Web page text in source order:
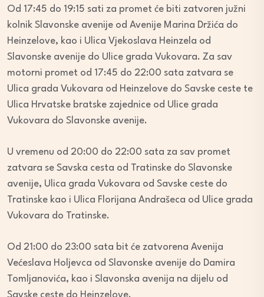
Od 17:45 do 19:15 sati za promet će biti zatvoren južni
kolnik Slavonske avenije od Avenije Marina Držića do
Heinzelove, kao i Ulica Vjekoslava Heinzela od
Slavonske avenije do Ulice grada Vukovara. Za sav
motorni promet od 17:45 do 22:00 sata zatvara se
Ulica grada Vukovara od Heinzelove do Savske ceste te
Ulica Hrvatske bratske zajednice od Ulice grada
Vukovara do Slavonske avenije.
U vremenu od 20:00 do 22:00 sata za sav promet
zatvara se Savska cesta od Tratinske do Slavonske
avenije, Ulica grada Vukovara od Savske ceste do
Tratinske kao i Ulica Florijana Andrašeca od Ulice grada
Vukovara do Tratinske.
Od 21:00 do 23:00 sata bit će zatvorena Avenija
Većeslava Holjevca od Slavonske avenije do Damira
Tomljanovića, kao i Slavonska avenija na dijelu od